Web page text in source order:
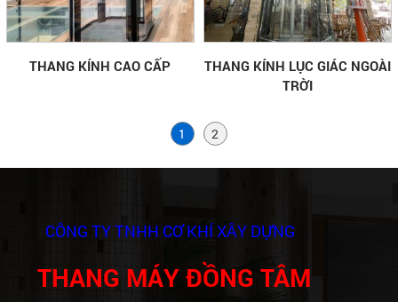
THANG KÍNH CAO CẤP
THANG KÍNH LỤC GIÁC NGOÀI
TRỜI
1 2
CÔNG TY TNHH CƠ KHÍ XÂY DỰNG
THANG MÁY ĐỒNG TÂM